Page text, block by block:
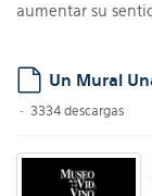
aumentar su
default
Un Mural
3334 descargas